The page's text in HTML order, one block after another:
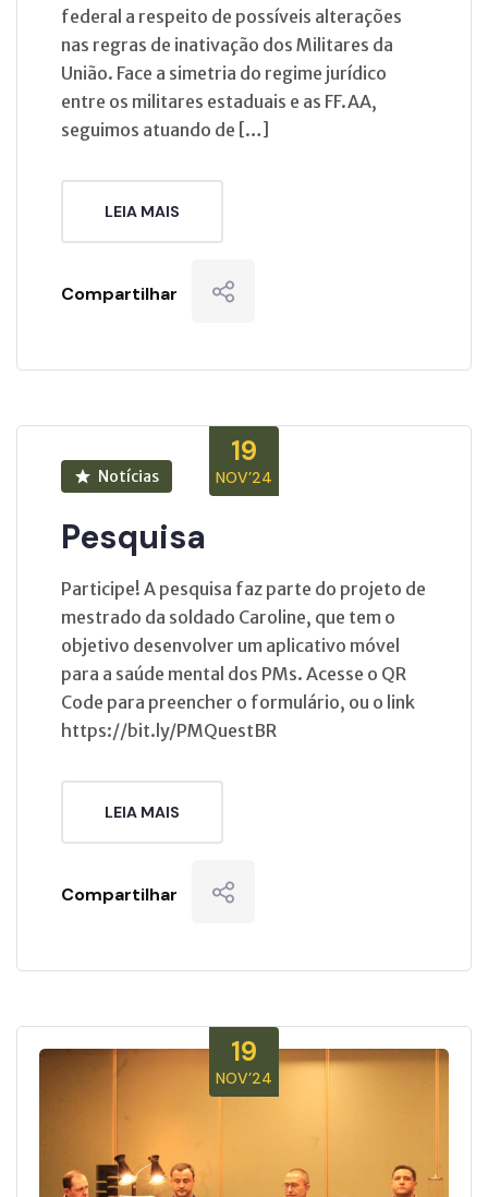
federal a respeito de possíveis alterações
nas regras de inativação dos Militares da
União. Face a simetria do regime jurídico
entre os militares estaduais e as FF.AA,
seguimos atuando de […]
LEIA MAIS
Compartilhar
19
NOV’24
Notícias
Pesquisa
Participe! A pesquisa faz parte do projeto de
mestrado da soldado Caroline, que tem o
objetivo desenvolver um aplicativo móvel
para a saúde mental dos PMs. Acesse o QR
Code para preencher o formulário, ou o link
https://bit.ly/PMQuestBR
LEIA MAIS
Compartilhar
19
NOV’24